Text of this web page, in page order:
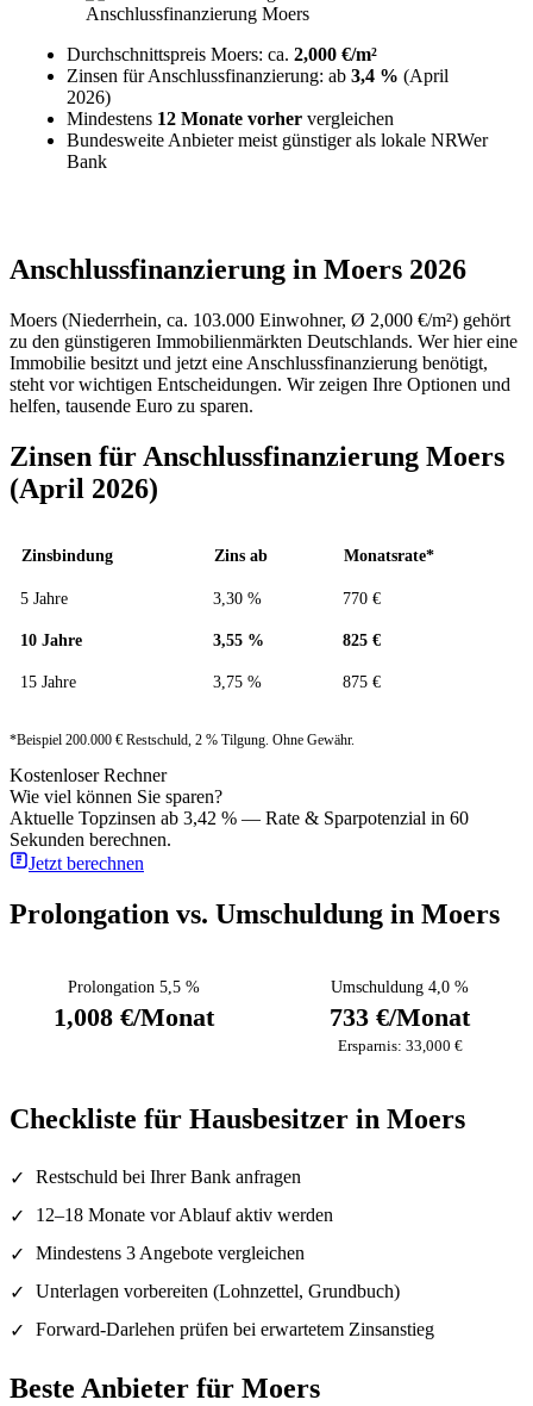
Durchschnittspreis Moers: ca. 2,000 €/m²
Zinsen für Anschlussfinanzierung: ab 3,4 % (April
2026)
Mindestens 12 Monate vorher vergleichen
Bundesweite Anbieter meist günstiger als lokale NRWer
Bank
Anschlussfinanzierung in Moers 2026
Moers (Niederrhein, ca. 103.000 Einwohner, Ø 2,000 €/m²) gehört
zu den günstigeren Immobilienmärkten Deutschlands. Wer hier eine
Immobilie besitzt und jetzt eine Anschlussfinanzierung benötigt,
steht vor wichtigen Entscheidungen. Wir zeigen Ihre Optionen und
helfen, tausende Euro zu sparen.
Zinsen für Anschlussfinanzierung Moers
(April 2026)
Zinsbindung Zins ab Monatsrate*
5 Jahre 3,30 % 770 €
10 Jahre 3,55 % 825 €
15 Jahre 3,75 % 875 €
*Beispiel 200.000 € Restschuld, 2 % Tilgung. Ohne Gewähr.
Kostenloser Rechner
Wie viel können Sie sparen?
Aktuelle Topzinsen ab 3,42 % — Rate & Sparpotenzial in 60
Sekunden berechnen.
Jetzt berechnen
Prolongation vs. Umschuldung in Moers
Prolongation 5,5 %
1,008 €/Monat
Umschuldung 4,0 %
733 €/Monat
Ersparnis: 33,000 €
Checkliste für Hausbesitzer in Moers
✓
Restschuld bei Ihrer Bank anfragen
✓
12–18 Monate vor Ablauf aktiv werden
✓
Mindestens 3 Angebote vergleichen
✓
Unterlagen vorbereiten (Lohnzettel, Grundbuch)
✓
Forward-Darlehen prüfen bei erwartetem Zinsanstieg
Beste Anbieter für Moers